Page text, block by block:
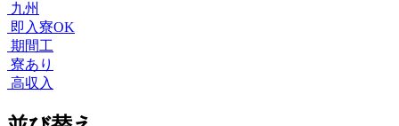
九州
即入寮OK
期間工
寮あり
高収入